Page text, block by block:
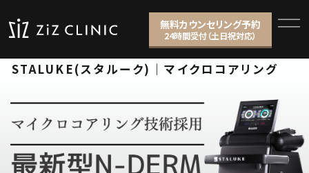
無料カウンセリング予約
24時間受付（土日祝対応）
STALUKE(スタルーク)｜マイクロコアリング